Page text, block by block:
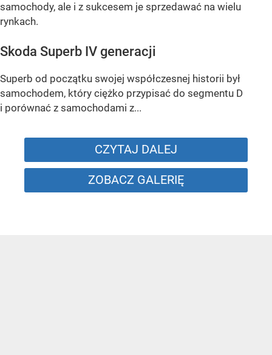
samochody, ale i z sukcesem je sprzedawać na wielu
rynkach.
Skoda Superb IV generacji
Superb od początku swojej współczesnej historii był
samochodem, który ciężko przypisać do segmentu D
i porównać z samochodami z...
CZYTAJ DALEJ
ZOBACZ GALERIĘ